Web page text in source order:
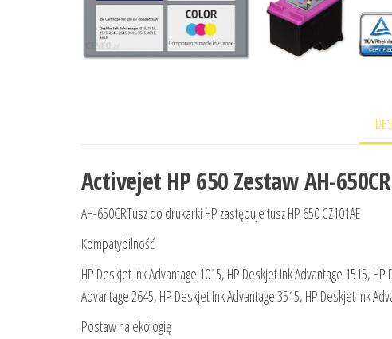
Activejet HP 650 Zestaw AH-650CR
AH-650CRTusz do drukarki HP zastępuje tusz HP 650 CZ101AE
Kompatybilność
HP Deskjet Ink Advantage 1015, HP Deskjet Ink Advantage 1515,
Advantage 2645, HP Deskjet Ink Advantage 3515, HP Deskjet Ink
Postaw na ekologię